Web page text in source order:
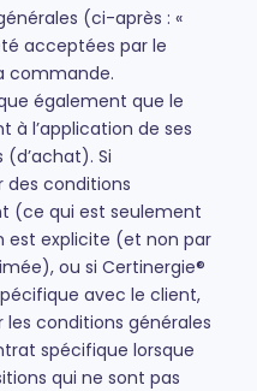
(ci-après : «
acceptées par le
commande.
également que le
à l’application de ses
Si
conditions
(ce qui est seulement
est explicite (et non par
ou si Certinergie®
avec le client,
conditions générales
spécifique lorsque
qui ne sont pas